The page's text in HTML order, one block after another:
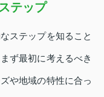
テップ
ステップを知ること
ず最初に考えるべき
や地域の特性に合っ